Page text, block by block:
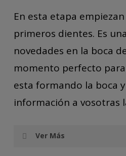
leche o torcidos. Este
que los siguientes
también erupcionarán
Una alteración que
controlaremos a esta
relaciona con la
En esta etapa
primeros dientes. Es
novedades en la boca
momento perfecto
esta formando la boca
información a vosotras
Ver Más